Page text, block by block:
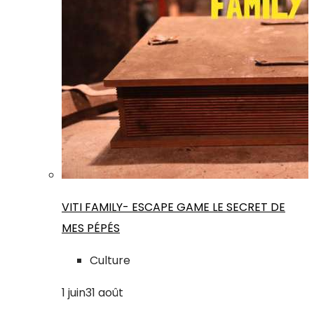
VITI FAMILY- ESCAPE GAME LE SECRET DE
MES PÉPÉS
Culture
1 juin31 août